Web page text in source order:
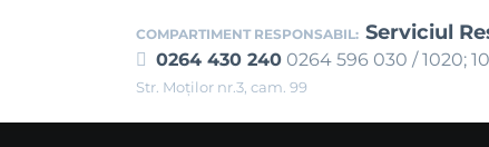
COMPARTIMENT RESPONSABIL: Serviciul
0264 430 240 0264 596 030 / 1020;
Str. Moţilor nr.3, cam. 99